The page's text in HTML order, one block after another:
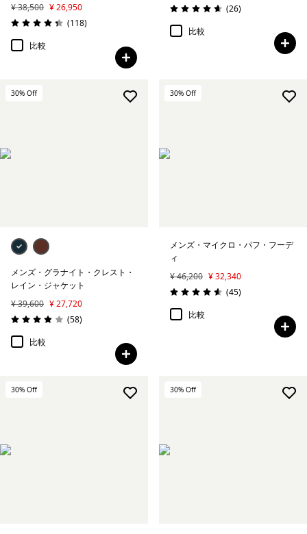
¥ 38,500 ¥ 26,950
評価: 4.3 / 5
(118レビュー
)
比較
評価: 4.7 / 5
(26レビュー
)
比較
30% Off
メンズ・グラナイト・クレスト・
レイン・ジャケット
¥ 39,600 ¥ 27,720
評価: 3.9 / 5
(58レビュー
)
比較
30% Off
メンズ・マイクロ・パフ・フーデ
ィ
¥ 46,200 ¥ 32,340
評価: 4.6 / 5
(45レビュー
)
比較
30% Off 30% Off